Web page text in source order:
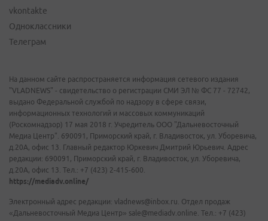
vkontakte
Одноклассники
Телеграм
На данном сайте распространяется информация сетевого издания
"VLADNEWS" - свидетельство о регистрации СМИ ЭЛ № ФС 77 - 72742,
выдано Федеральной службой по надзору в сфере связи,
информационных технологий и массовых коммуникаций
(Роскомнадзор) 17 мая 2018 г. Учредитель ООО "Дальневосточный
Медиа Центр". 690091, Приморский край, г. Владивосток, ул. Уборевича,
д.20А, офис 13. Главный редактор Юркевич Дмитрий Юрьевич. Адрес
редакции: 690091, Приморский край, г. Владивосток, ул. Уборевича,
д.20А, офис 13. Тел.: +7 (423) 2-415-600.
https://mediadv.online/
Электронный адрес редакции: vladnews@inbox.ru. Отдел продаж
«Дальневосточный Медиа Центр» sale@mediadv.online. Тел.: +7 (423)